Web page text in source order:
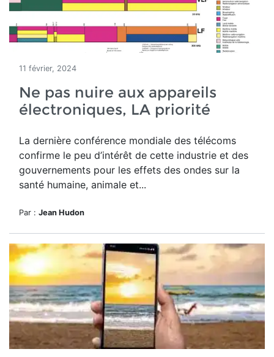
11 février, 2024
Ne pas nuire aux appareils
électroniques, LA priorité
La dernière conférence mondiale des télécoms
confirme le peu d’intérêt de cette industrie et des
gouvernements pour les effets des ondes sur la
santé humaine, animale et...
Par : Jean Hudon